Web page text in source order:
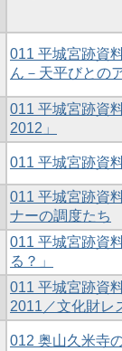
011 平城宮跡資
ん－天平びとの
011 平城宮跡資
2012」
011 平城宮跡資
011 平城宮跡資
ナーの調度たち
011 平城宮跡資
る？」
011 平城宮跡資
2011／文化財レ
012 奥山久米寺